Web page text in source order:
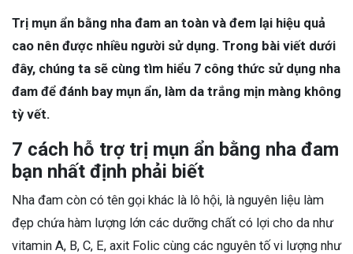
Trị mụn ẩn bằng nha đam an toàn và đem lại hiệu quả
cao nên được nhiều người sử dụng. Trong bài viết dưới
đây, chúng ta sẽ cùng tìm hiểu 7 công thức sử dụng nha
đam để đánh bay mụn ẩn, làm da trắng mịn màng không
tỳ vết.
7 cách hỗ trợ trị mụn ẩn bằng nha đam
bạn nhất định phải biết
Nha đam còn có tên gọi khác là lô hội, là nguyên liệu làm
đẹp chứa hàm lượng lớn các dưỡng chất có lợi cho da như
vitamin A, B, C, E, axit Folic cùng các nguyên tố vi lượng như